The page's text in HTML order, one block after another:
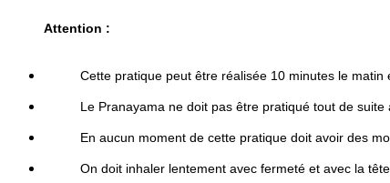
Attention :
Cette pratique peut être réalisée 10 minutes le matin
Le Pranayama ne doit pas être pratiqué tout de
En aucun moment de cette pratique doit avoir des
On doit inhaler lentement avec fermeté et avec la